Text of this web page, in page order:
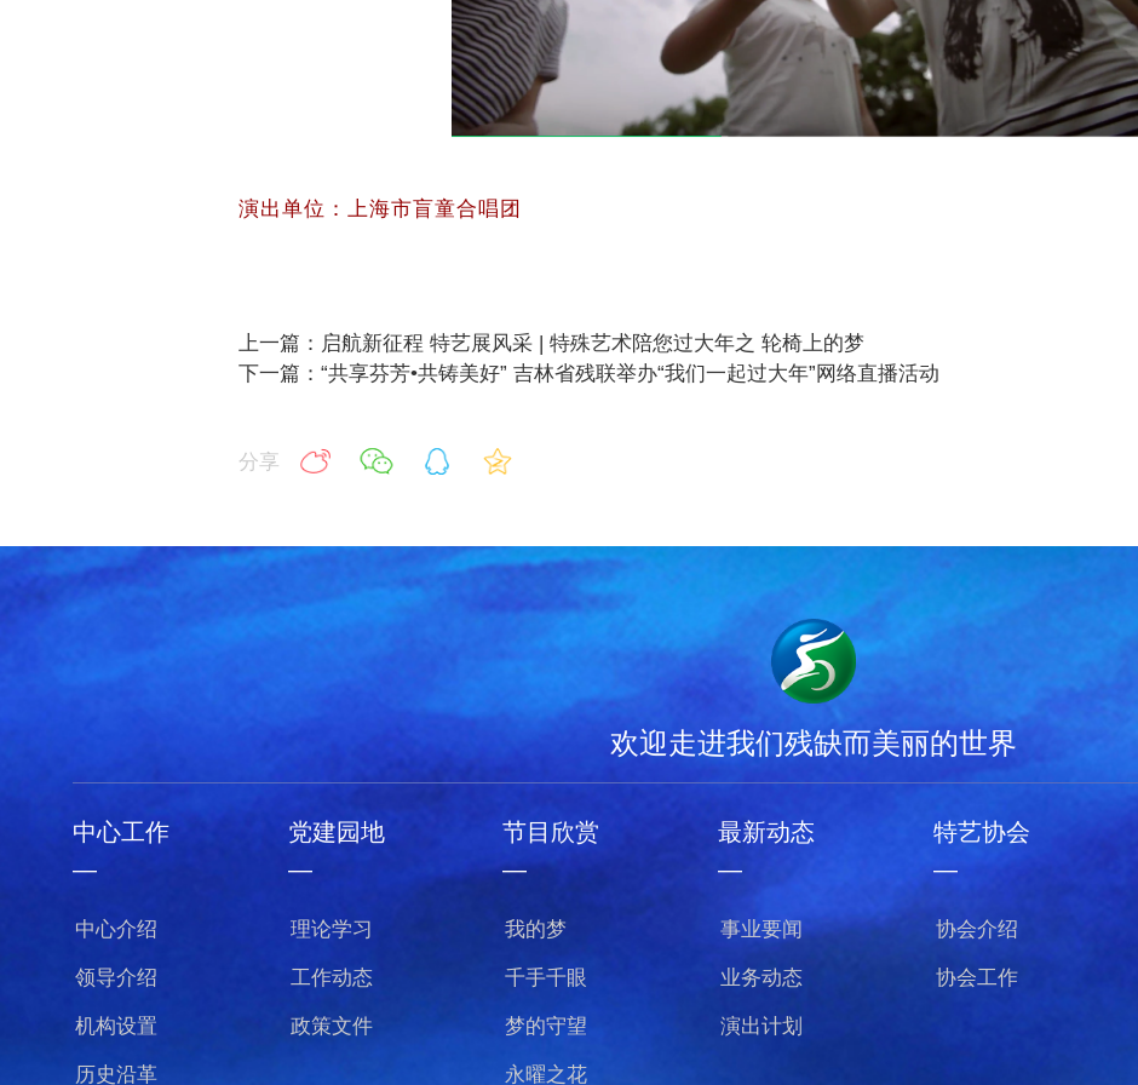
演出单位：上海市盲童合唱团
上一篇：启航新征程 特艺展风采 | 特殊艺术陪您过大年之 轮椅上的梦
下一篇：“共享芬芳•共铸美好” 吉林省残联举办“我们一起过大年”网络直播活动
分享
欢迎走进我们残缺而美丽的世界
中心工作
—
中心介绍
领导介绍
机构设置
历史沿革
党建园地
—
理论学习
工作动态
政策文件
节目欣赏
—
我的梦
千手千眼
梦的守望
永曜之花
最新动态
—
事业要闻
业务动态
演出计划
特艺协会
—
协会介绍
协会工作